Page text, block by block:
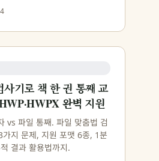
사기로 책 한 권 통째 교
완벽 지원
vs 파일 통째. 파일 맞춤법 검
지 문제, 지원 포맷 6종, 1분
결과 활용법까지.